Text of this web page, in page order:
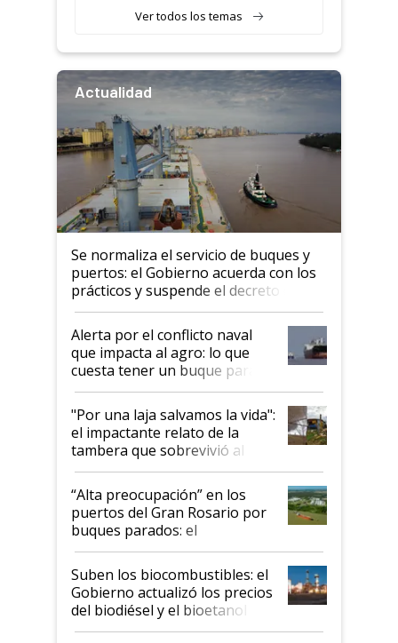
Ver todos los temas
Actualidad
Se normaliza el servicio de buques y
puertos: el Gobierno acuerda con los
prácticos y suspende el decreto de
desregulación
Alerta por el conflicto naval
que impacta al agro: lo que
cuesta tener un buque parado
y el peligro de que Argentina
pase a ser "país sucio"
"Por una laja salvamos la vida":
el impactante relato de la
tambera que sobrevivió al
tornado
“Alta preocupación” en los
puertos del Gran Rosario por
buques parados: el
funcionamiento de las
exportadoras en tensión tras
la medida de fuerza de los
prácticos
Suben los biocombustibles: el
Gobierno actualizó los precios
del biodiésel y el bioetanol